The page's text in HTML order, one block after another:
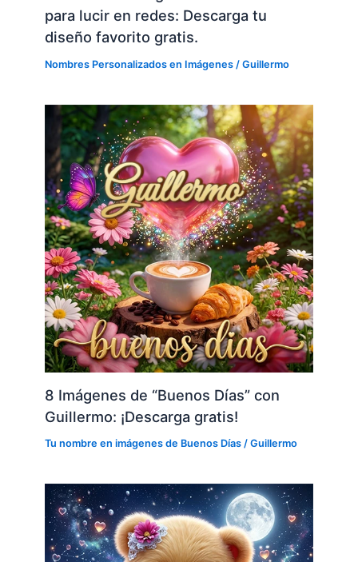
para lucir en redes: Descarga tu
diseño favorito gratis.
Nombres Personalizados en Imágenes /Guillermo
8 Imágenes de “Buenos Días” con
Guillermo: ¡Descarga gratis!
Tu nombre en imágenes de Buenos Días /Guillermo